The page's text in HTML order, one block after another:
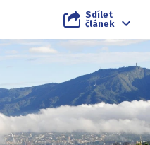
Sdílet
článek